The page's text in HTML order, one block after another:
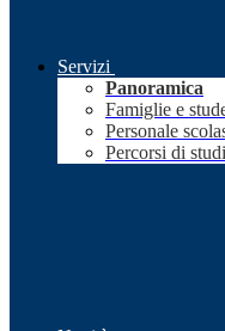
Servizi
Panoramica
Famiglie e
Personale
Percorsi di